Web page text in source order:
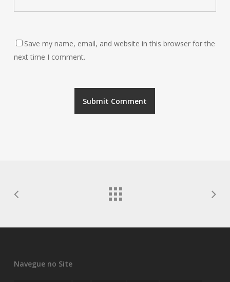
Save my name, email, and website in this browser for the
next time I comment.
Navegue no Site